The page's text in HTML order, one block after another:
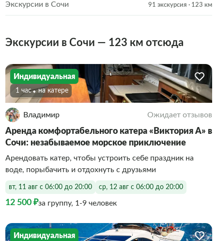
Экскурсии в Сочи 91 экскурсия · 123 км
Экскурсии в Сочи — 123 км отсюда
Индивидуальная
1 час На катере
Владимир Ожидает отзывов
Аренда комфортабельного катера «Виктория А» в
Сочи: незабываемое морское приключение
Арендовать катер, чтобы устроить себе праздник на
воде, порыбачить и отдохнуть с друзьями
вт, 11 авг с 06:00 до 20:00 ср, 12 авг с 06:00 до 20:00
12 500 ₽за группу, 1-9 человек
Индивидуальная